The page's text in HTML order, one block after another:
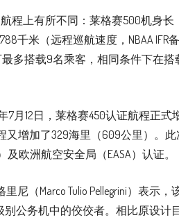
程上有所不同：莱格赛500机身长
千米（远程巡航速度，NBAA IFR备
多搭载9名乘客，相同条件下在搭
7月12日，莱格赛450认证航程正式
又增加了329海里（609公里）。此
欧洲航空安全局（EASA）认证。
尼（Marco Tulio Pellegrini）表示，
公务机中的佼佼者。相比原设计